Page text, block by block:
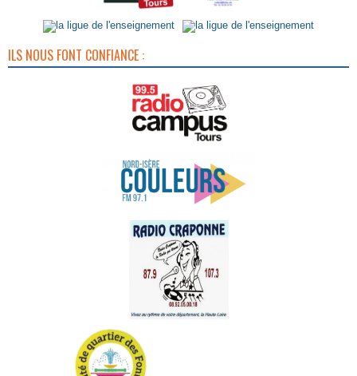
ILS NOUS FONT CONFIANCE :